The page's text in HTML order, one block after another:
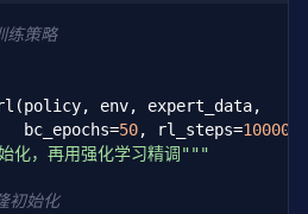
is
self, threshold=2.0):
异常片段（可能是新手操作）"""
np.mean(action_changes)
策略
env, expert_data,
bc_epochs=
50, rl_steps=1000000
化，再用强化学习精调"""
初始化